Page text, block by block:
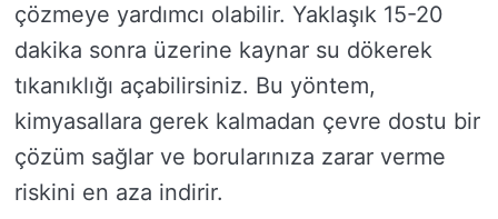
çözmeye yardımcı olabilir. Yaklaşık 15-20
dakika sonra üzerine kaynar su dökerek
tıkanıklığı açabilirsiniz. Bu yöntem,
kimyasallara gerek kalmadan çevre dostu bir
çözüm sağlar ve borularınıza zarar verme
riskini en aza indirir.